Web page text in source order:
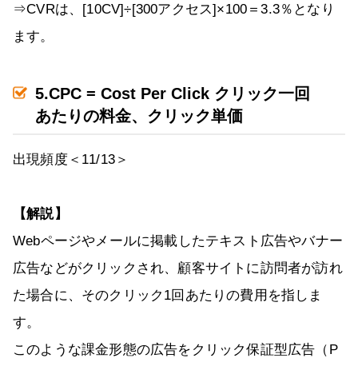
⇒CVRは、[10CV]÷[300アクセス]×100＝3.3％となり
ます。
5.CPC = Cost Per Click クリック一回
あたりの料金、クリック単価
出現頻度＜11/13＞
【解説】
Webページやメールに掲載したテキスト広告やバナー
広告などがクリックされ、顧客サイトに訪問者が訪れ
た場合に、そのクリック1回あたりの費用を指しま
す。
このような課金形態の広告をクリック保証型広告（P